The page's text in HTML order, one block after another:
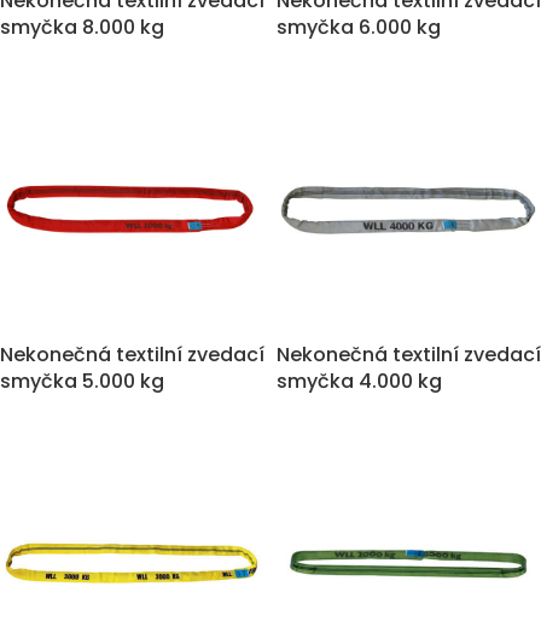
smyčka 8.000 kg
smyčka 6.000 kg
Nekonečná textilní zvedací
smyčka 5.000 kg
Nekonečná textilní zvedací
smyčka 4.000 kg